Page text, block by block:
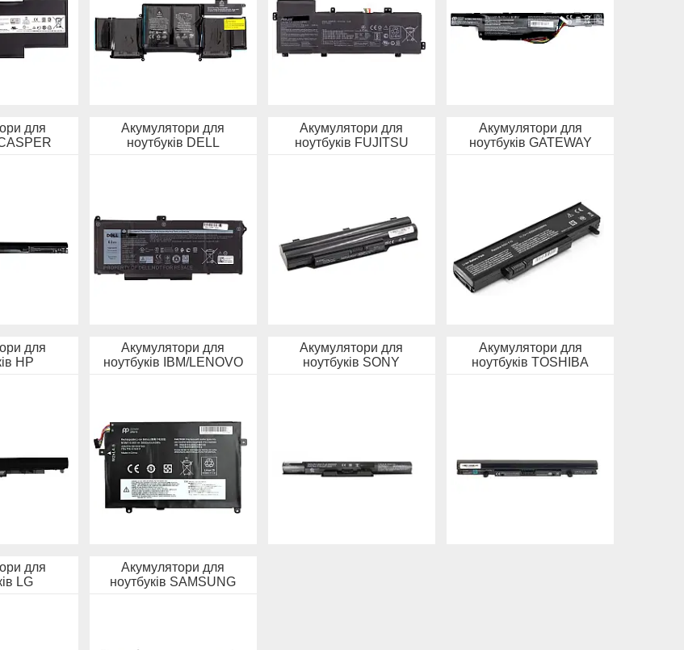
для
Акумулятори для
ноутбуків DELL
Акумулятори для
ноутбуків FUJITSU
Акумулятори для
ноутбуків GATEWAY
для
HP
Акумулятори для
ноутбуків IBM/LENOVO
Акумулятори для
ноутбуків SONY
Акумулятори для
ноутбуків TOSHIBA
для
LG
Акумулятори для
ноутбуків SAMSUNG